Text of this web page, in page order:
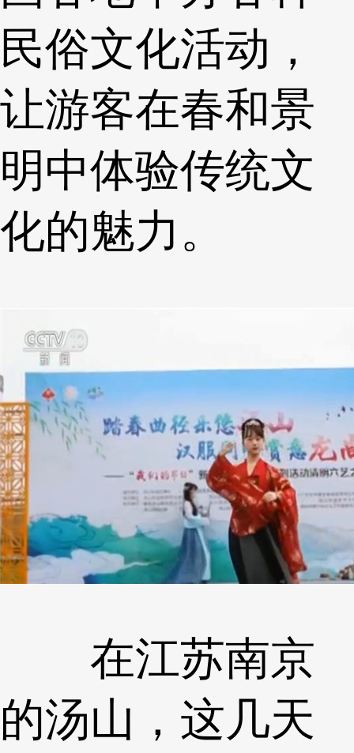
民俗文化活动，
让游客在春和景
明中体验传统文
化的魅力。
在江苏南京
的汤山，这几天